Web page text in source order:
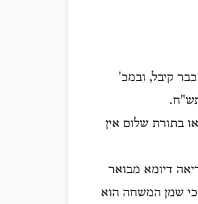
קיבל, ובמכ'
בתורת שלום אין
דיומא מבואר
שמן המשחה הוא